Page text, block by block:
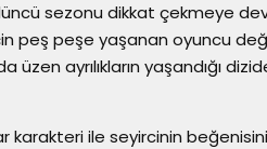
sezonu dikkat çekmeye
peş peşe yaşanan oyuncu
üzen ayrılıkların yaşandığı
karakteri ile seyircinin